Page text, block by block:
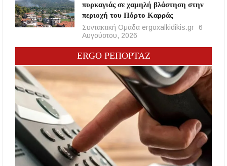
πυρκαγιάς σε χαμηλή βλάστηση στην
περιοχή του Πόρτο Καρράς
Συντακτική Ομάδα ergoxalkidikis.gr
6
Αυγούστου, 2026
ERGO ΡΕΠΟΡΤΑΖ